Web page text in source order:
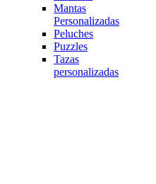
Mantas
Personalizadas
Peluches
Puzzles
Tazas
personalizadas